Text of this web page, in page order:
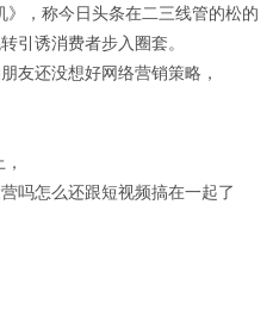
》，称今日头条在二三线管的松的
引诱消费者步入圈套。
友还没想好网络营销策略，
吗怎么还跟短视频搞在一起了